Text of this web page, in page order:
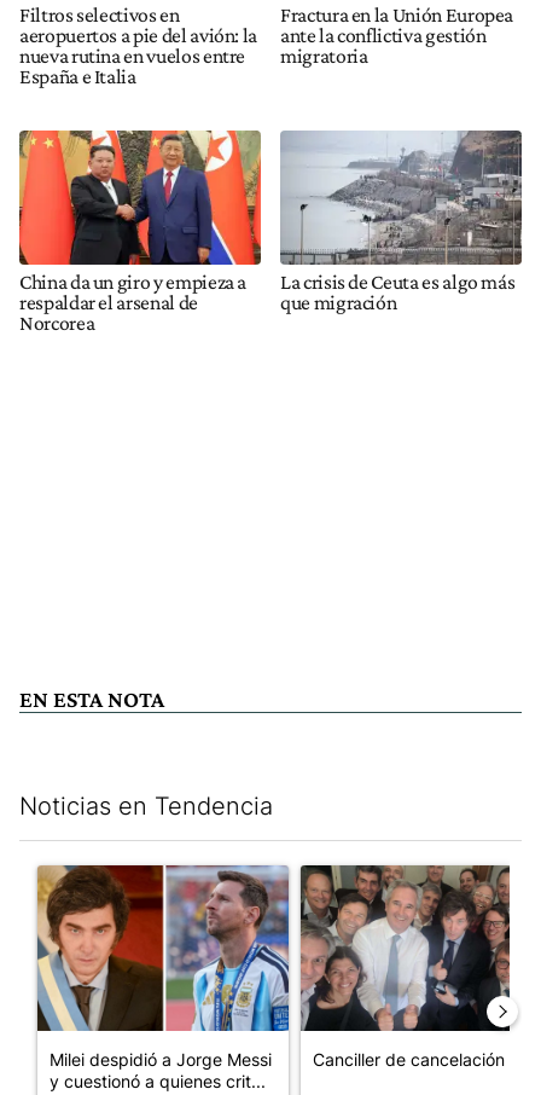
Filtros selectivos en
aeropuertos a pie del avión: la
nueva rutina en vuelos entre
España e Italia
Fractura en la Unión Europea
ante la conflictiva gestión
migratoria
China da un giro y empieza a
respaldar el arsenal de
Norcorea
La crisis de Ceuta es algo más
que migración
EN ESTA NOTA
Noticias en Tendencia
Un artículo de tendencia con el título "Milei despidió a Jorge
Milei despidió a Jorge Messi
y cuestionó a quienes crit...
Un artículo de tendencia con
Canciller de cancelación